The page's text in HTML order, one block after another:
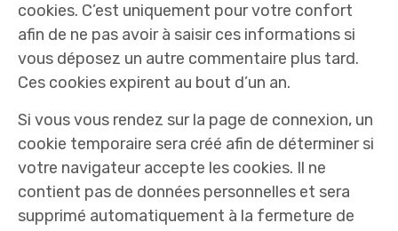
cookies. C’est uniquement pour votre confort
afin de ne pas avoir à saisir ces informations si
vous déposez un autre commentaire plus tard.
Ces cookies expirent au bout d’un an.
Si vous vous rendez sur la page de connexion, un
cookie temporaire sera créé afin de déterminer si
votre navigateur accepte les cookies. Il ne
contient pas de données personnelles et sera
supprimé automatiquement à la fermeture de